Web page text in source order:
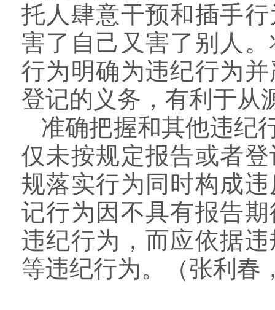
托人肆意干预和插手
害了自己又害了别人
行为明确为违纪行为
登记的义务，有利于从
准确把握和其他违纪
仅未按规定报告或者
规落实行为同时构成
记行为因不具有报告
违纪行为，而应依据
等违纪行为。
（张利